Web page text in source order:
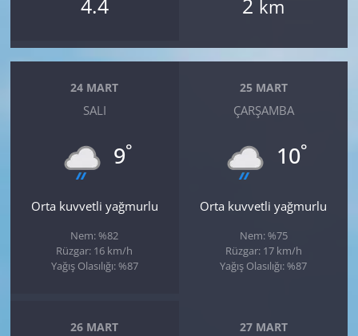
4.4 2 km
24 MART
SALI
9°
Orta kuvvetli yağmurlu
Nem: %82
Rüzgar: 16 km/h
Yağış Olasılığı: %87
25 MART
ÇARŞAMBA
10°
Orta kuvvetli yağmurlu
Nem: %75
Rüzgar: 17 km/h
Yağış Olasılığı: %87
26 MART 27 MART